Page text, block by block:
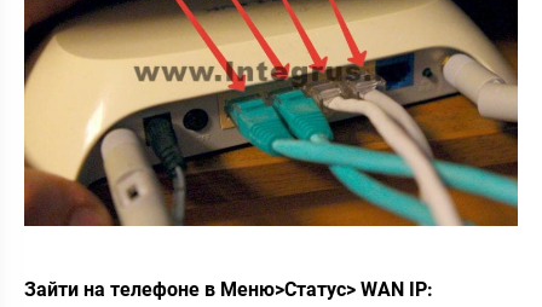
Зайти на телефоне в Меню>Статус> WAN IP: